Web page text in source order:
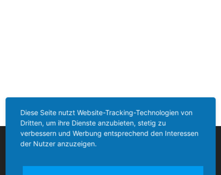
Boccia Bund Deutschland
Diese Seite nutzt Website-Tracking-Technologien von
Dritten, um ihre Dienste anzubieten, stetig zu
verbessern und Werbung entsprechend den Interessen
der Nutzer anzuzeigen.